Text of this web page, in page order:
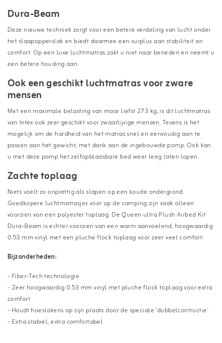
Dura-Beam
Deze nieuwe techniek zorgt voor een betere verdeling van lucht onder
het slaapoppervlak en biedt daarmee een surplus aan stabiliteit en
comfort. Op een luxe luchtmatras zakt u niet naar beneden en neemt u
een betere houding aan.
Ook een geschikt luchtmatras voor zware
mensen
Met een maximale belasting van maar liefst 273 kg, is dit luchtmatras
van Intex ook zeer geschikt voor zwaarlijvige mensen. Tevens is het
mogelijk om de hardheid van het matras snel en eenvoudig aan te
passen aan het gewicht, met dank aan de ingebouwde pomp. Ook kan
u met deze pomp het zelfopblaasbare bed weer leeg laten lopen.
Zachte toplaag
Niets voelt zo onprettig als slapen op een koude ondergrond.
Goedkopere luchtmatrasjes voor op de camping zijn vaak alleen
voorzien van een polyester toplaag. De Queen ultra Plush Airbed Kit
Dura-Beam is echter voorzien van een warm aanvoelend, hoogwaardig
0.53 mm vinyl met een pluche flock toplaag voor zeer veel comfort.
Bijzonderheden:
- Fiber-Tech technologie
- Zeer hoogwaardig 0.53 mm vinyl met pluche flock toplaag voor extra
comfort
- Houdt hoeslakens op zijn plaats door de speciale 'dubbelcontructie`
- Extra stabiel, extra comfortabel